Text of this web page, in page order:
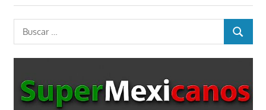
entradas
siguiente:
Buscar:
BUSCAR